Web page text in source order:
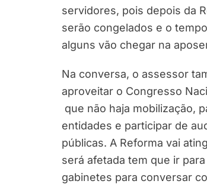
servidores, pois depois da
serão congelados e o
alguns vão chegar na
Na conversa, o assessor
aproveitar o Congresso
que não haja mobilização,
entidades e participar de
públicas. A Reforma vai
será afetada tem que ir
gabinetes para conversar